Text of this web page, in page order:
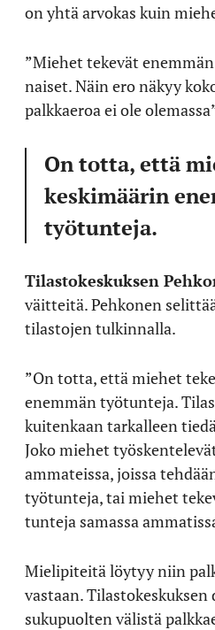
on yhtä arvokas kuin
”Miehet tekevät
naiset. Näin ero näkyy
palkkaeroa ei ole
On totta, että
keskimäärin
työtunteja.
Tilastokeskuksen
väitteitä. Pehkonen
tilastojen tulkinnalla.
”On totta, että miehet
enemmän työtunteja.
kuitenkaan tarkalleen
Joko miehet
ammateissa, joissa
työtunteja, tai miehet
tunteja samassa
Mielipiteitä löytyy niin
vastaan. Tilastokeskuksen
sukupuolten välistä